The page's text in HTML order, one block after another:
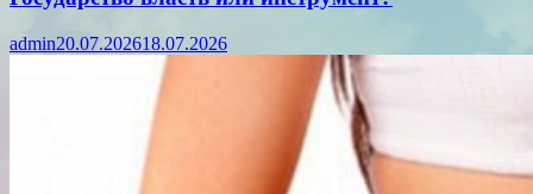
admin20.07.202618.07.2026